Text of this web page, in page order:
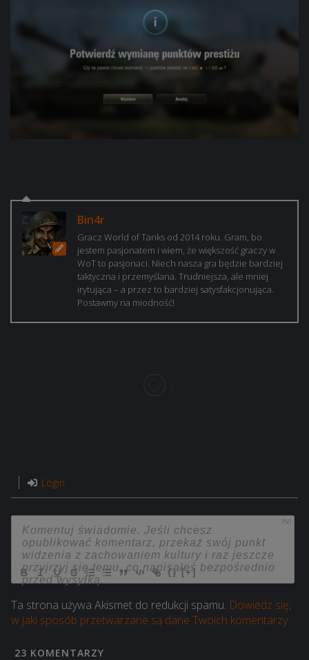
Bin4r
Gracz World of Tanks od 2014 roku. Gram, bo
jestem pasjonatem i wiem, że większość graczy w
WoT to pasjonaci. Niech nasza gra będzie bardziej
taktyczna i przemyślana. Trudniejsza, ale mniej
irytująca – a przez to bardziej satysfakcjonująca.
Postawmy na miodność!
Login
750
{} [+]
Ta strona używa Akismet do redukcji spamu. Dowiedz się,
w jaki sposób przetwarzane są dane Twoich komentarzy.
23 KOMENTARZY